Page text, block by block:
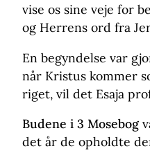
vise os sine veje for
og Herrens ord fra
En begyndelse var
når Kristus kommer
riget, vil det Esaja
Budene i 3 Mosebog
det år de opholdte